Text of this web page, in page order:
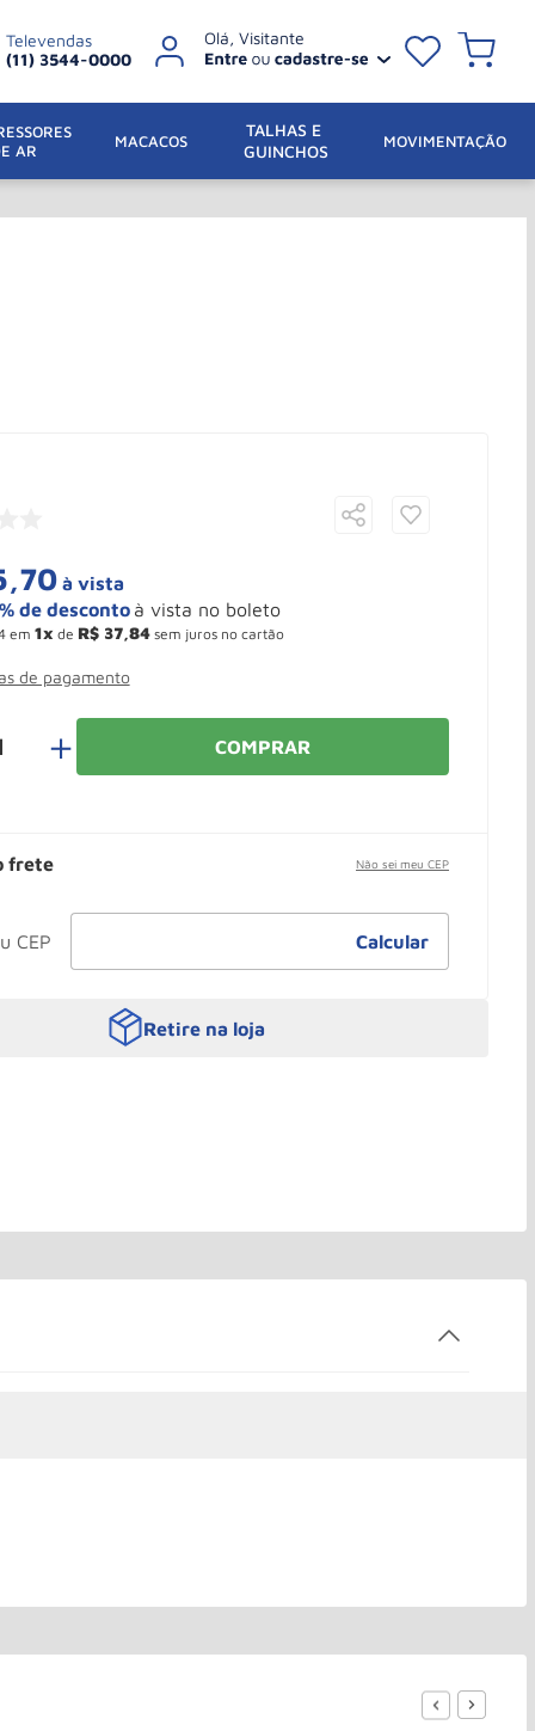
Televendas
(11) 3544-0000
AR
MACACOS
TALHAS E
GUINCHOS
MOVIMENTAÇÃO
,70à vista
em 1 de R$ 37,84sem juros no cartão
de pagamento
＋ COMPRAR
frete Não sei meu CEP
Retire na loja